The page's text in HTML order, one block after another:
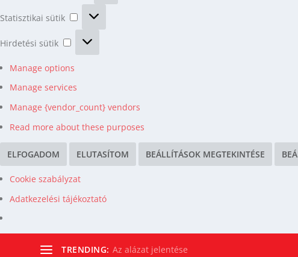
Statisztikai sütik
Statisztikai
Hirdetési sütik
Hirdetési
Manage options
Manage services
Manage {vendor_count} vendors
Read more about these purposes
ELFOGADOM ELUTASÍTOM BEÁLLÍTÁSOK MEGTEKINTÉSE
Cookie szabályzat
Adatkezelési tájékoztató
TRENDING: Az alázat jelentése